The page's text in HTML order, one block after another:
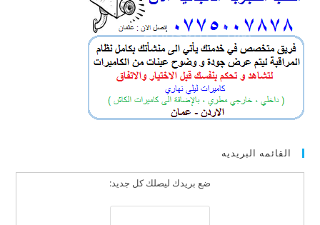
القائمه البريديه
ضع بريدك ليصلك كل جديد: